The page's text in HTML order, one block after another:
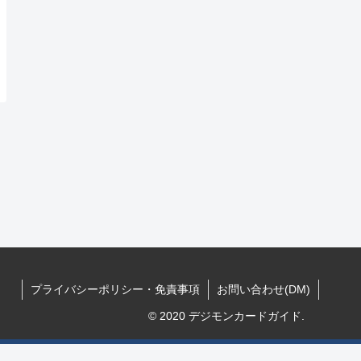
プライバシーポリシー・免責事項 お問い合わせ(DM)
© 2020 デジモンカードガイド.